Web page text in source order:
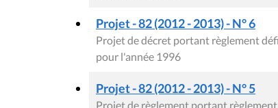
Projet - 82 (2012 - 2013) - N° 6
Projet de décret portant règlement
pour l'année 1996
Projet - 82 (2012 - 2013) - N° 5
Projet de règlement portant